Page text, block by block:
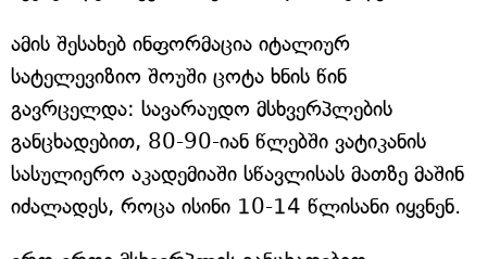
ამის შესახებ ინფორმაცია იტალიურ
სატელევიზიო შოუში ცოტა ხნის წინ
გავრცელდა: სავარაუდო მსხვერპლების
განცხადებით, 80-90-იან წლებში ვატიკანის
სასულიერო აკადემიაში სწავლისას მათზე მაშინ
იძალადეს, როცა ისინი 10-14 წლისანი იყვნენ.